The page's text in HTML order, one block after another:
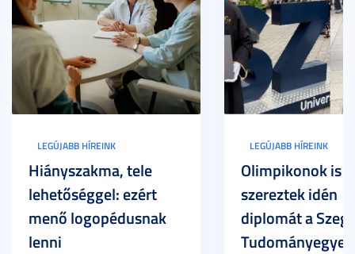
LEGÚJABB HÍREINK
Hiányszakma, tele
lehetőséggel: ezért
menő logopédusnak
lenni
LEGÚJABB HÍREINK
Olimpikonok is
szereztek idén
diplomát a